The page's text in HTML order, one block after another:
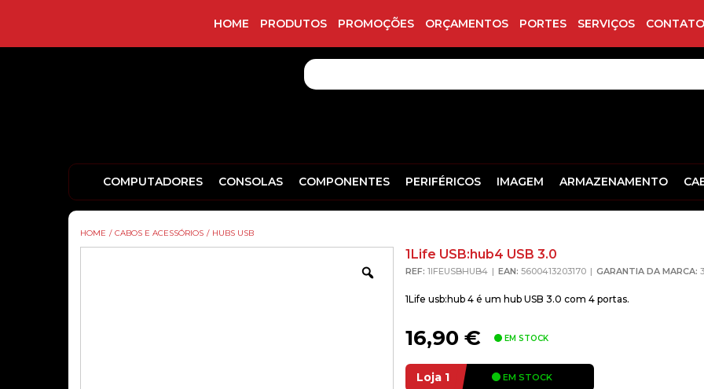
HOME PRODUTOS PROMOÇÕES ORÇAMENTOS PORTES SERVIÇOS
COMPUTADORES CONSOLAS COMPONENTES PERIFÉRICOS IMAGEM ARMAZENAMENTO
HOME / CABOS E ACESSÓRIOS / HUBS USB
Zoom
1Life USB:hub4 USB 3.0
REF: 1IFEUSBHUB4 EAN: 5600413203170 GARANTIA DA MARCA:
1Life usb:hub 4 é um hub USB 3.0 com 4 portas.
16,90 € EM STOCK
Loja 1 EM STOCK